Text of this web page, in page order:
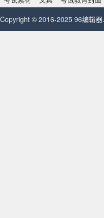
Copyright © 2016-2025 96编辑